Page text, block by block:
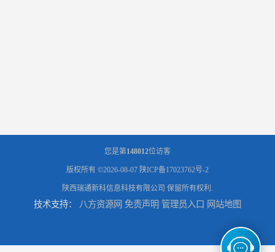
您是第148012位访客
版权所有 ©2026-08-07 陕ICP备17023762号-2
陕西瑞通新科信息科技有限公司 保留所有权利.
技术支持： 八方资源网 免责声明 管理员入口 网站地图